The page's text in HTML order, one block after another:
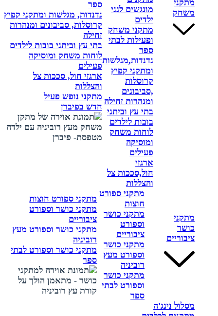
מתקני
משחק
מונגשים לגני
ילדים
מתקני משחק
ופעילות לבתי
ספר
נדנדות,מגלשות
ומתקני קפיץ
קרוסלות
,סביבונים
ומנהרות זחילה
בתי עץ וביתני
בובות לילדים
לוחות משחק
ומוסיקה
פעילים
ארגזי
חול,סככות צל
והצללות
ספר
נדנדות, מגלשות ומתקני קפיץ
קרוסלות, סביבונים ומנהרות
זחילה
בתי עץ וביתני בובות לילדים
לוחות משחק ומוסיקה
פעילים
ארגזי חול, סככות צל
והצללות
מתקני נופש פעיל
חדש בפיברן
מתקני
כושר
ציבוריים
מתקני ספורט
חוצות
מתקני כושר
וספורט
ציבוריים
מתקני כושר
וספורט מעץ
רוביניה
מתקני כושר
וספורט לבתי
ספר
מתקני ספורט חוצות
מתקני כושר וספורט
ציבוריים
מתקני כושר וספורט מעץ
רוביניה
מתקני כושר וספורט לבתי
ספר
מסלול נינג'ה